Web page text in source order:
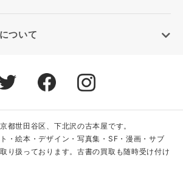
ついて
都世田谷区、下北沢の古本屋です。
・絵本・デザイン・写真集・SF・漫画・サブ
り扱っております。古書の買取も随時受け付け